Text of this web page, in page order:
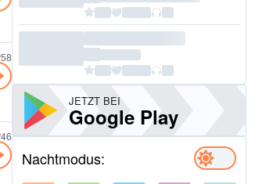
58
46
JETZT BEI
Google Play
Nachtmodus: